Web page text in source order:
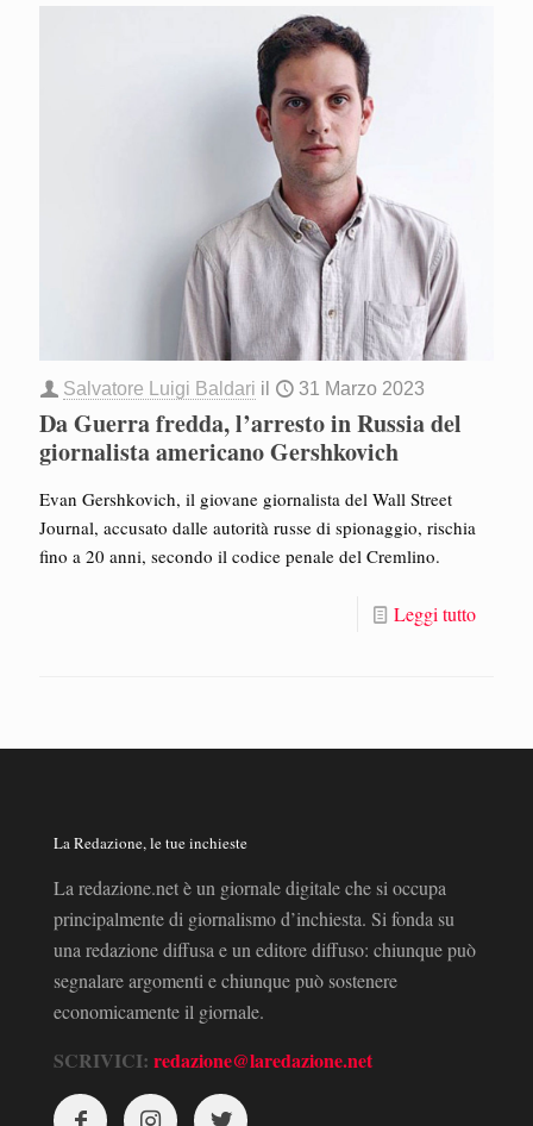
Salvatore Luigi Baldari il 31 Marzo 2023
Da Guerra fredda, l’arresto in Russia del
giornalista americano Gershkovich
Evan Gershkovich, il giovane giornalista del Wall Street
Journal, accusato dalle autorità russe di spionaggio, rischia
fino a 20 anni, secondo il codice penale del Cremlino.
Leggi tutto
La Redazione, le tue inchieste
La redazione.net è un giornale digitale che si occupa
principalmente di giornalismo d’inchiesta. Si fonda su
una redazione diffusa e un editore diffuso: chiunque può
segnalare argomenti e chiunque può sostenere
economicamente il giornale.
SCRIVICI: redazione@laredazione.net